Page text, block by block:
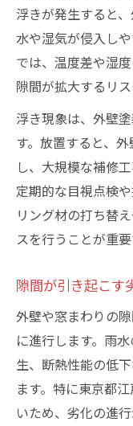
浮きが発生すると
水や湿気が侵入し
では、温度差や湿
隙間が拡大するリス
浮き現象は、外壁
す。放置すると、
し、大規模な補修
定期的な目視点検
リング材の打ち替
スを行うことが重要
隙間が引き起こす
外壁や窓まわりの
に進行します。雨
生、断熱性能の低
ます。特に東京都
いため、劣化の進